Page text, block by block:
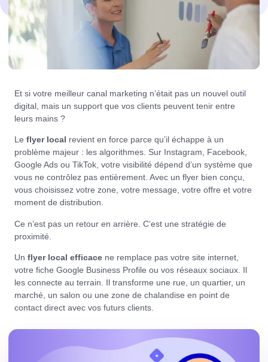
Et si votre meilleur canal marketing n’était pas un nouvel outil
digital, mais un support que vos clients peuvent tenir entre
leurs mains ?
Le flyer local revient en force parce qu’il échappe à un
problème majeur : les algorithmes. Sur Instagram, Facebook,
Google Ads ou TikTok, votre visibilité dépend d’un système que
vous ne contrôlez pas entièrement. Avec un flyer bien conçu,
vous choisissez votre zone, votre message, votre offre et votre
moment de distribution.
Ce n’est pas un retour en arrière. C’est une stratégie de
proximité.
Un flyer local efficace ne remplace pas votre site internet,
votre fiche Google Business Profile ou vos réseaux sociaux. Il
les connecte au terrain. Il transforme une rue, un quartier, un
marché, un salon ou une zone de chalandise en point de
contact direct avec vos futurs clients.